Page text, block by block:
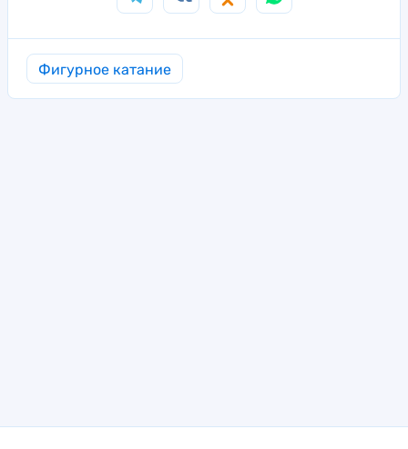
Фигурное катание